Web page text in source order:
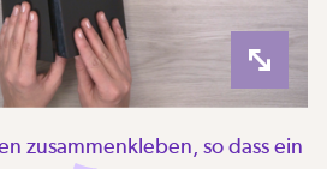
zusammenkleben, so dass ein